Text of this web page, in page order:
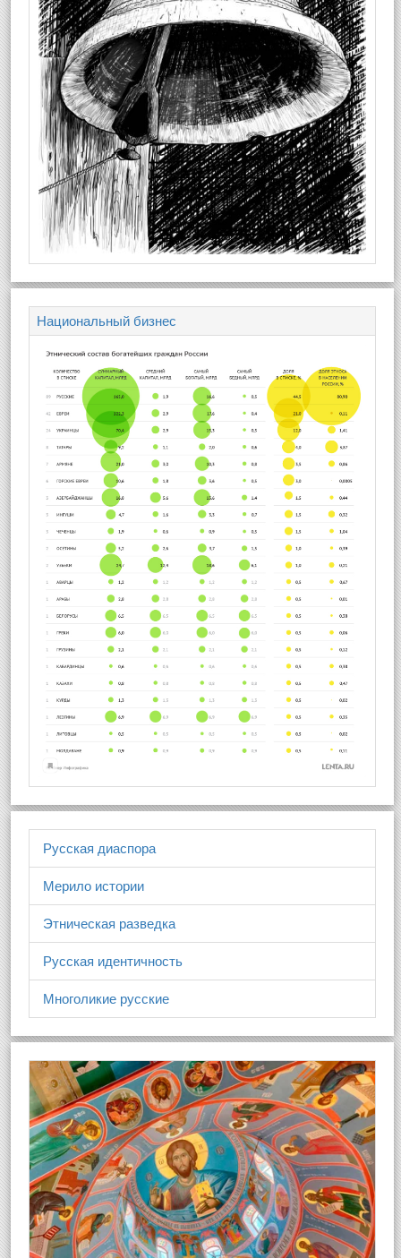
Национальный бизнес
Русская диаспора
Мерило истории
Этническая разведка
Русская идентичность
Многоликие русские